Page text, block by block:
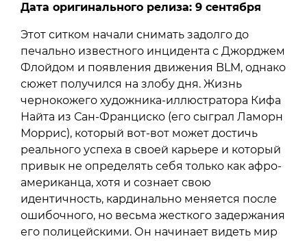
Дата оригинального релиза: 9 сентября
Этот ситком начали снимать задолго до
печально известного инцидента с Джорджем
Флойдом и появления движения BLM, однако
сюжет получился на злобу дня. Жизнь
чернокожего художника-иллюстратора Кифа
Найта из Сан-Франциско (его сыграл Ламорн
Моррис), который вот-вот может достичь
реального успеха в своей карьере и который
привык не определять себя только как афро-
американца, хотя и сознает свою
идентичность, кардинально меняется после
ошибочного, но весьма жесткого задержания
его полицейскими. Он начинает видеть мир